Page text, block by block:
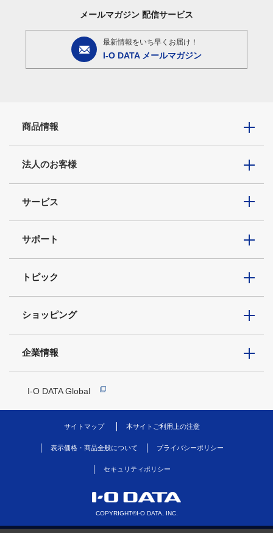
メールマガジン 配信サービス
最新情報をいち早くお届け！
I-O DATA メールマガジン
商品情報
法人のお客様
サービス
サポート
トピック
ショッピング
企業情報
I-O DATA Global
サイトマップ 本サイトご利用上の注意
表示価格・商品全般について プライバシーポリシー
セキュリティポリシー
COPYRIGHT©I-O DATA, INC.